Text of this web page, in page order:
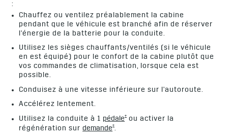
:
Chauffez ou ventilez préalablement la cabine
pendant que le véhicule est branché afin de réserver
l'énergie de la batterie pour la conduite.
Utilisez les sièges chauffants/ventilés (si le véhicule
en est équipé) pour le confort de la cabine plutôt que
vos commandes de climatisation, lorsque cela est
possible.
Conduisez à une vitesse inférieure sur l'autoroute.
Accélérez lentement.
Utilisez la conduite à 1pédale†
ou activer la
régénération surdemande†.